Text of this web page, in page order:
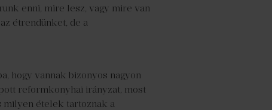
enni, mire lesz, vagy mire van
étrendünket, de a
hogy vannak bizonyos nagyon
reformkonyhai irányzat, most
milyen ételek tartoznak a